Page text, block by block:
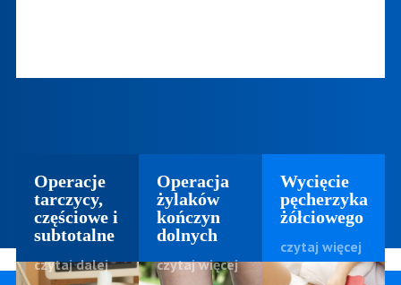
Operacje
tarczycy,
częściowe i
subtotalne
czytaj dalej
Operacja
żylaków
kończyn
dolnych
czytaj więcej
Wycięcie
pęcherzyka
żółciowego
czytaj więcej